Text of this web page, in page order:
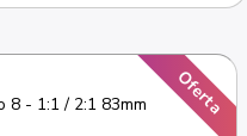
Oferta
8 - 1:1 / 2:1 83mm